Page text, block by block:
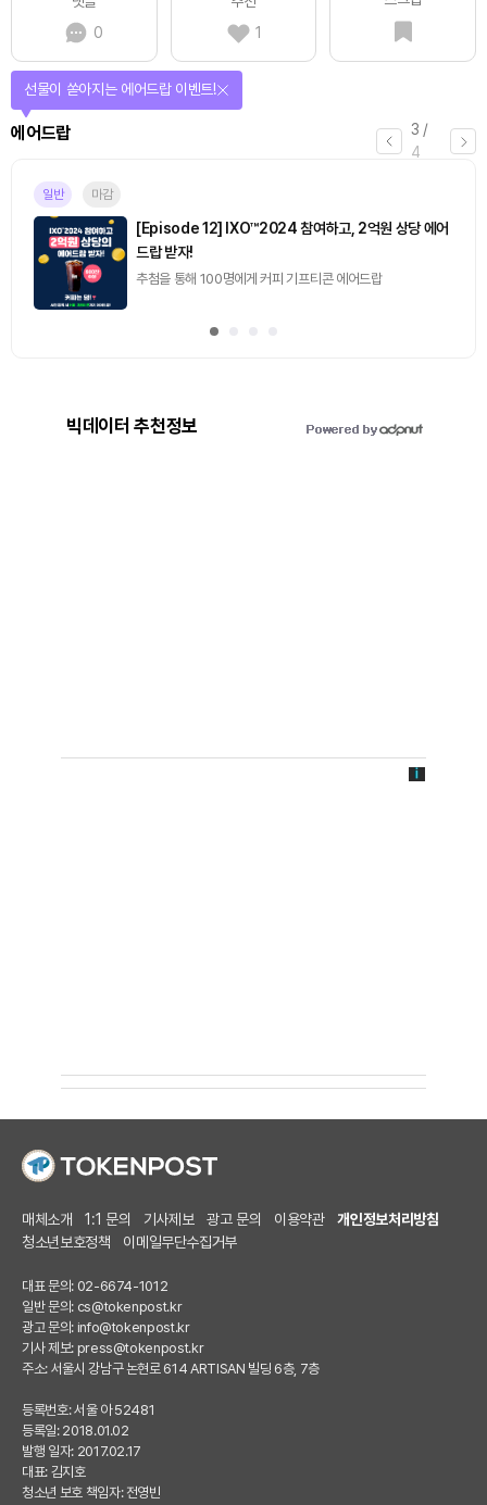
0
1
3 /
4
에어드랍
선물이 쏟아지는 에어드랍 이벤트!
일반 마감
[Episode 12] IXO™2024 참여하고, 2억원 상당 에어
드랍 받자!
추첨을 통해 100명에게 커피 기프티콘 에어드랍
빅데이터 추천정보
매체소개 1:1 문의 기사제보 광고 문의 이용약관
개인정보처리방침
청소년보호정책
이메일무단수집거부
대표 문의: 02-6674-1012
일반 문의: cs@tokenpost.kr
광고 문의: info@tokenpost.kr
기사 제보: press@tokenpost.kr
주소: 서울시 강남구 논현로 614 ARTISAN 빌딩 6층, 7층
등록번호: 서울 아 52481
등록일: 2018.01.02
발행 일자: 2017.02.17
대표: 김지호
청소년 보호 책임자: 전영빈